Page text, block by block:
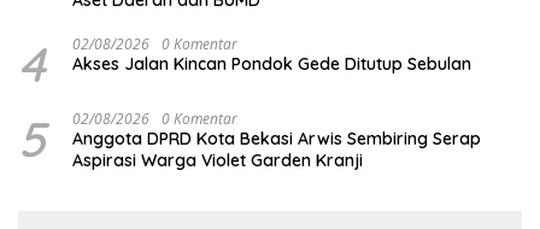
4 02/08/2026 0 Komentar
Akses Jalan Kincan Pondok Gede Ditutup Sebulan
5 02/08/2026 0 Komentar
Anggota DPRD Kota Bekasi Arwis Sembiring Serap
Aspirasi Warga Violet Garden Kranji